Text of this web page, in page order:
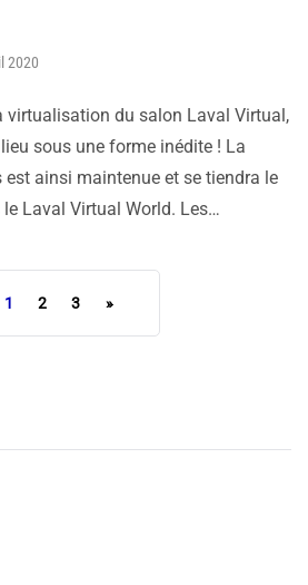
2020
virtualisation du salon Laval Virtual,
sous une forme inédite ! La
ainsi maintenue et se tiendra le
Laval Virtual World. Les…
1 2 3 »